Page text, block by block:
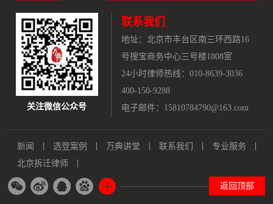
关注微信公众号
联系我们
地址： 北京市丰台区南三环西路16
号搜宝商务中心三号楼1808室
24小时律师热线：010-8639-3036
400-150-9288
电子邮件：15810784790@163.com
新闻 选登案例 万典讲堂 联系我们
专业服务
北京拆迁律师
返回顶部